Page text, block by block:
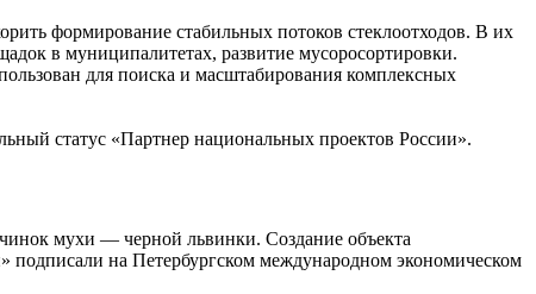
формирование стабильных потоков стеклоотходов. В их
в муниципалитетах, развитие мусоросортировки.
для поиска и масштабирования комплексных
статус «Партнер национальных проектов России».
мухи — черной львинки. Создание объекта
подписали на Петербургском международном экономическом